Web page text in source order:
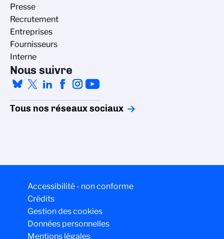
Presse
Recrutement
Entreprises
Fournisseurs
Interne
Nous suivre
Tous nos réseaux sociaux
Accessibilité - non conforme
Crédits
Gestion des cookies
Données personnelles
Mentions légales